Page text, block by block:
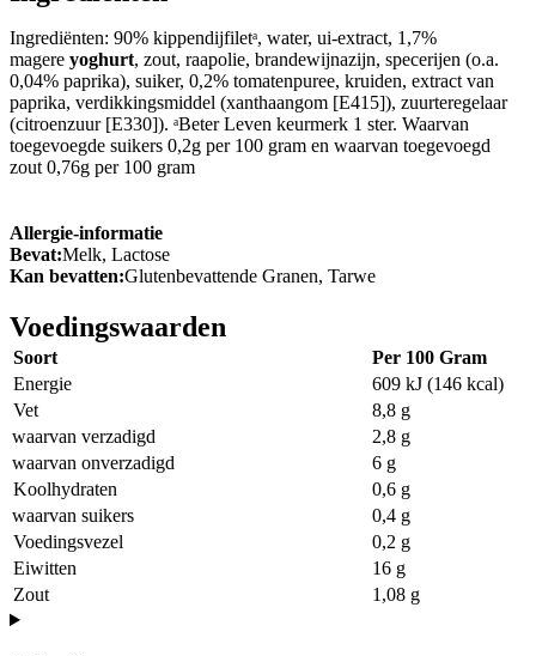
Ingrediënten: 90% kippendijfiletᵃ, water, ui-extract, 1,7%
magere yoghurt, zout, raapolie, brandewijnazijn, specerijen (o.a.
0,04% paprika), suiker, 0,2% tomatenpuree, kruiden, extract van
paprika, verdikkingsmiddel (xanthaangom [E415]), zuurteregelaar
(citroenzuur [E330]). ᵃBeter Leven keurmerk 1 ster. Waarvan
toegevoegde suikers 0,2g per 100 gram en waarvan toegevoegd
zout 0,76g per 100 gram
Allergie-informatie
Bevat:Melk, Lactose
Kan bevatten:Glutenbevattende Granen, Tarwe
Voedingswaarden
Soort
Per 100 Gram
Energie
609 kJ (146 kcal)
Vet
8,8 g
waarvan verzadigd
2,8 g
waarvan onverzadigd
6 g
Koolhydraten
0,6 g
waarvan suikers
0,4 g
Voedingsvezel
0,2 g
Eiwitten
16 g
Zout
1,08 g